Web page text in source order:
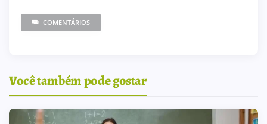
COMENTÁRIOS
Você também pode gostar